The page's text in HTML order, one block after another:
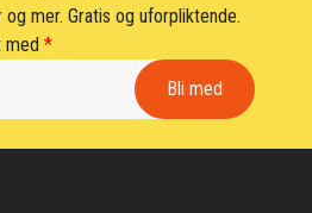
mer. Gratis og uforpliktende.
med*